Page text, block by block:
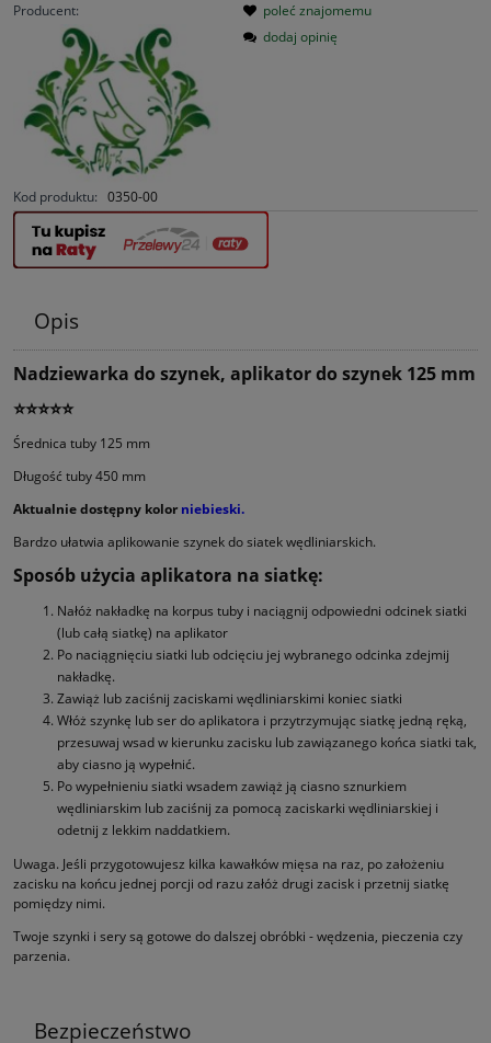
Producent:
Kod produktu: 0350-00
poleć znajomemu
dodaj opinię
Opis
Nadziewarka do szynek, aplikator do szynek 125 mm
⭐⭐⭐⭐⭐
Średnica tuby 125 mm
Długość tuby 450 mm
Aktualnie dostępny kolor niebieski.
Bardzo ułatwia aplikowanie szynek do siatek wędliniarskich.
Sposób użycia aplikatora na siatkę:
Nałóż nakładkę na korpus tuby i naciągnij odpowiedni odcinek siatki
(lub całą siatkę) na aplikator
Po naciągnięciu siatki lub odcięciu jej wybranego odcinka zdejmij
nakładkę.
Zawiąż lub zaciśnij zaciskami wędliniarskimi koniec siatki
Włóż szynkę lub ser do aplikatora i przytrzymując siatkę jedną ręką,
przesuwaj wsad w kierunku zacisku lub zawiązanego końca siatki tak,
aby ciasno ją wypełnić.
Po wypełnieniu siatki wsadem zawiąż ją ciasno sznurkiem
wędliniarskim lub zaciśnij za pomocą zaciskarki wędliniarskiej i
odetnij z lekkim naddatkiem.
Uwaga. Jeśli przygotowujesz kilka kawałków mięsa na raz, po założeniu
zacisku na końcu jednej porcji od razu załóż drugi zacisk i przetnij siatkę
pomiędzy nimi.
Twoje szynki i sery są gotowe do dalszej obróbki - wędzenia, pieczenia czy
parzenia.
Bezpieczeństwo